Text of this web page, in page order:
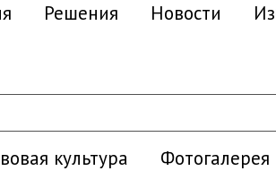
Решения Новости
культура Фотогалерея